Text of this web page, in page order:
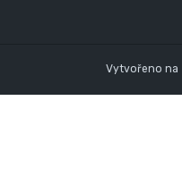
Vytvořeno na